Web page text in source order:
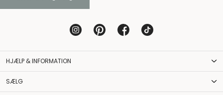
HJÆLP & INFORMATION
SÆLG